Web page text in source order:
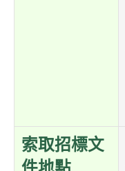
索取招標文